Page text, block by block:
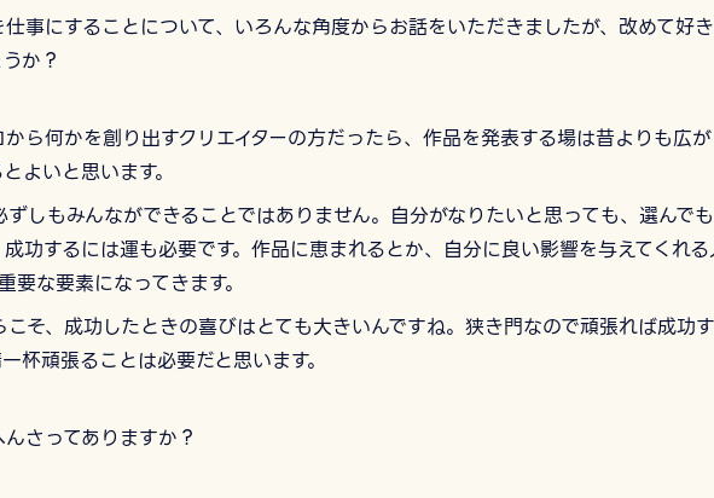
事にすることについて、いろんな角度からお話をいただきましたが、改めて好
か？
ら何かを創り出すクリエイターの方だったら、作品を発表する場は昔よりも広
よいと思います。
しもみんなができることではありません。自分がなりたいと思っても、選んで
功するには運も必要です。作品に恵まれるとか、自分に良い影響を与えてくれ
要な要素になってきます。
そ、成功したときの喜びはとても大きいんですね。狭き門なので頑張れば成功
杯頑張ることは必要だと思います。
さってありますか？